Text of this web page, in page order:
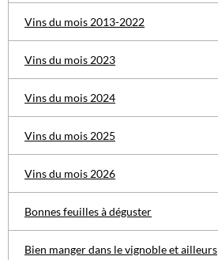
Vins du mois 2013-2022
Vins du mois 2023
Vins du mois 2024
Vins du mois 2025
Vins du mois 2026
Bonnes feuilles à déguster
Bien manger dans le vignoble et ailleurs